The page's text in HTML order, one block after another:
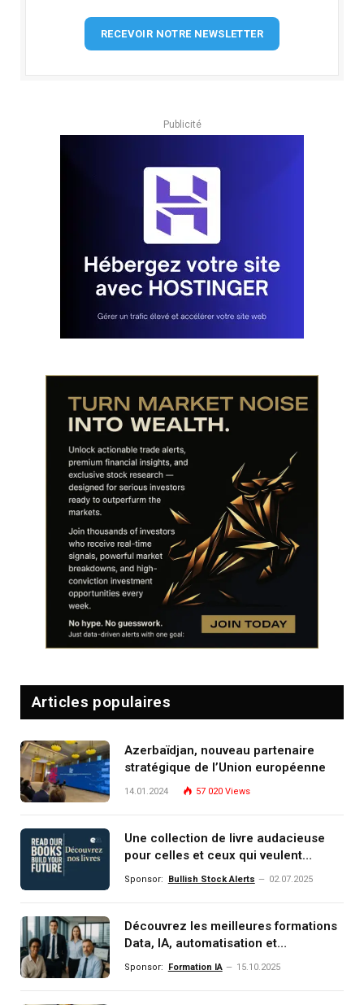
RECEVOIR NOTRE NEWSLETTER
Publicité
Articles populaires
Azerbaïdjan, nouveau partenaire
stratégique de l’Union européenne
14.01.2024 57 020 Views
Une collection de livre audacieuse
pour celles et ceux qui veulent
comprendre, investir et dominer le
Sponsor: Bullish Stock Alerts 02.07.2025
Découvrez les meilleures formations
Data, IA, automatisation et
investissement (gestion de
Sponsor: Formation IA 15.10.2025